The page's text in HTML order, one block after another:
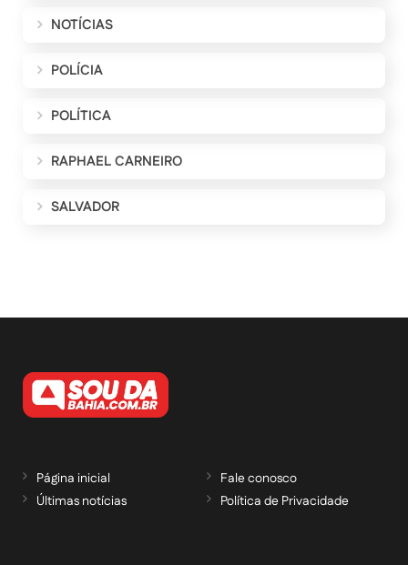
NOTÍCIAS
POLÍCIA
POLÍTICA
RAPHAEL CARNEIRO
SALVADOR
Página inicial
Últimas notícias
Fale conosco
Política de Privacidade